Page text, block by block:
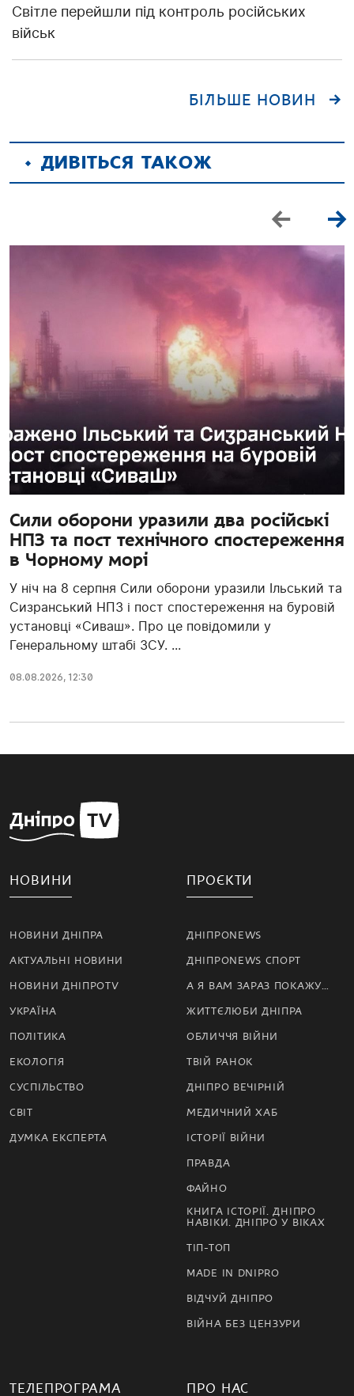
Світле перейшли під контроль російських
військ
БІЛЬШЕ НОВИН
ДИВІТЬСЯ ТАКОЖ
Сили оборони уразили два російські
НПЗ та пост технічного спостереження
в Чорному морі
У ніч на 8 серпня Сили оборони уразили Ільський та
Сизранський НПЗ і пост спостереження на буровій
установці «Сиваш». Про це повідомили у
Генеральному штабі ЗСУ. ...
08.08.2026, 12:30
НОВИНИ
НОВИНИ ДНІПРА
АКТУАЛЬНІ НОВИНИ
НОВИНИ ДНІПРОTV
УКРАЇНА
ПОЛІТИКА
ЕКОЛОГІЯ
СУСПІЛЬСТВО
СВІТ
ДУМКА ЕКСПЕРТА
ПРОЄКТИ
ДНІПРОNEWS
ДНІПРОNEWS СПОРТ
А Я ВАМ ЗАРАЗ ПОКАЖУ…
ЖИТТЄЛЮБИ ДНІПРА
ОБЛИЧЧЯ ВІЙНИ
ТВІЙ РАНОК
ДНІПРО ВЕЧІРНІЙ
МЕДИЧНИЙ ХАБ
ІСТОРІЇ ВІЙНИ
ПРАВДА
ФАЙНО
КНИГА ІСТОРІЇ. ДНІПРО
НАВІКИ. ДНІПРО У ВІКАХ
ТІП-ТОП
MADE IN DNIPRO
ВІДЧУЙ ДНІПРО
ВІЙНА БЕЗ ЦЕНЗУРИ
ТЕЛЕПРОГРАМА ПРО НАС